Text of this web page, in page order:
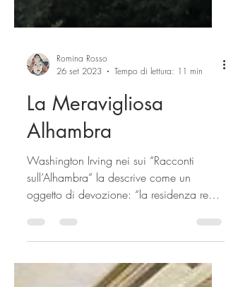
26 set 2023
Tempo di lettura: 11 min
La Meravigliosa
Alhambra
Washington Irving nei sui “Racconti
sull’Alhambra” la descrive come un
oggetto di devozione: “la residenza reale